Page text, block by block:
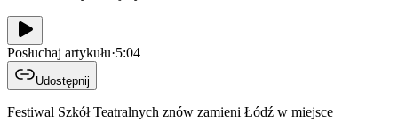
Posłuchaj artykułu·5:04
Udostępnij
Festiwal Szkół Teatralnych znów zamieni Łódź w miejsce